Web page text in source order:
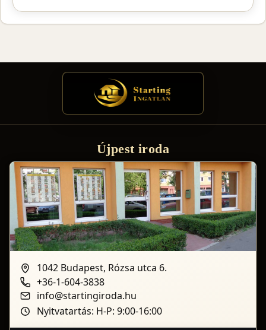
Újpest iroda
1042 Budapest, Rózsa utca 6.
+36-1-604-3838
info@startingiroda.hu
Nyitvatartás: H-P: 9:00-16:00